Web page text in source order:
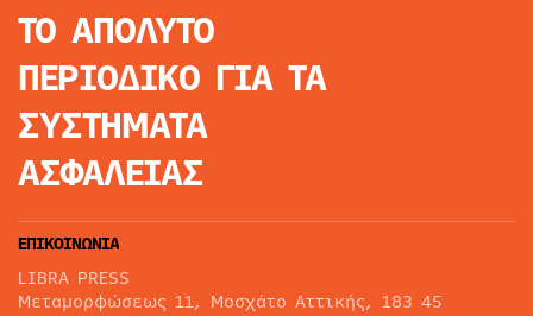
ΤΟ ΑΠΟΛΥΤΟ
ΠΕΡΙΟΔΙΚΟ ΓΙΑ ΤΑ
ΣΥΣΤΗΜΑΤΑ
ΑΣΦΑΛΕΙΑΣ
ΕΠΙΚΟΙΝΩΝΙΑ
LIBRA PRESS
Μεταμορφώσεως 11, Μοσχάτο Αττικής, 183 45